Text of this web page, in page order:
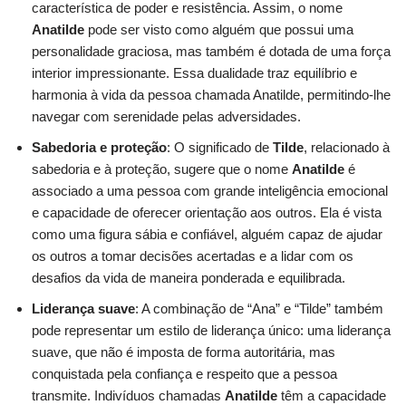
característica de poder e resistência. Assim, o nome
Anatilde pode ser visto como alguém que possui uma
personalidade graciosa, mas também é dotada de uma força
interior impressionante. Essa dualidade traz equilíbrio e
harmonia à vida da pessoa chamada Anatilde, permitindo-lhe
navegar com serenidade pelas adversidades.
Sabedoria e proteção: O significado de Tilde, relacionado à
sabedoria e à proteção, sugere que o nome Anatilde é
associado a uma pessoa com grande inteligência emocional
e capacidade de oferecer orientação aos outros. Ela é vista
como uma figura sábia e confiável, alguém capaz de ajudar
os outros a tomar decisões acertadas e a lidar com os
desafios da vida de maneira ponderada e equilibrada.
Liderança suave: A combinação de “Ana” e “Tilde” também
pode representar um estilo de liderança único: uma liderança
suave, que não é imposta de forma autoritária, mas
conquistada pela confiança e respeito que a pessoa
transmite. Indivíduos chamadas Anatilde têm a capacidade